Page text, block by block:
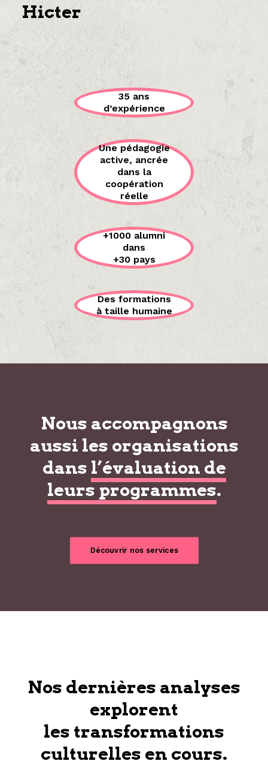
Hicter
35 ans
d’expérience
Une pédagogie
active, ancrée
dans la
coopération
réelle
+1000 alumni
dans
+30 pays
Des formations
à taille humaine
Nous accompagnons
aussi les organisations
dans l’évaluation de
leurs programmes.
Découvrir nos services
Nos dernières analyses
explorent
les transformations
culturelles en cours.